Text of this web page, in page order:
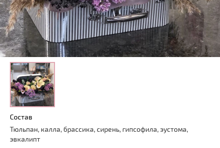
Состав
Тюльпан, калла, брассика, сирень, гипсофила, эустома,
эвкалипт